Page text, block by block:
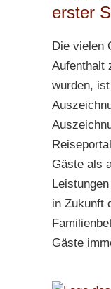
erster
Die vielen
Aufenthalt
wurden,
Gäste als
in Zukunft
Gäste